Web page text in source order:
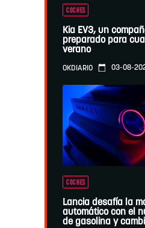
COCHES
Kia EV3, un
preparado para
verano
OKDIARIO 03-08-
COCHES
Lancia desafía la
automático con el
de gasolina y